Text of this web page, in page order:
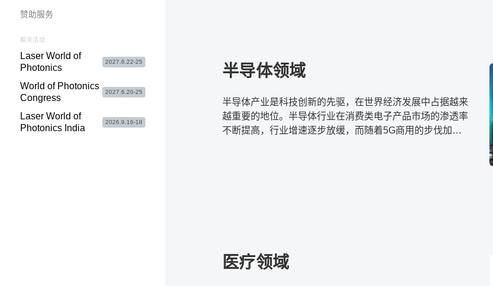
赞助服务
相关活动
Laser World of
Photonics
2027.6.22-25
World of Photonics
Congress
2027.6.20-25
Laser World of
Photonics India
2026.9.16-18
半导体领域
半导体产业是科技创新的先驱，在世界经济发展中占据越来
越重要的地位。半导体行业在消费类电子产品市场的渗透率
不断提高，行业增速逐步放缓，而随着5G商用的步伐加快
医疗领域